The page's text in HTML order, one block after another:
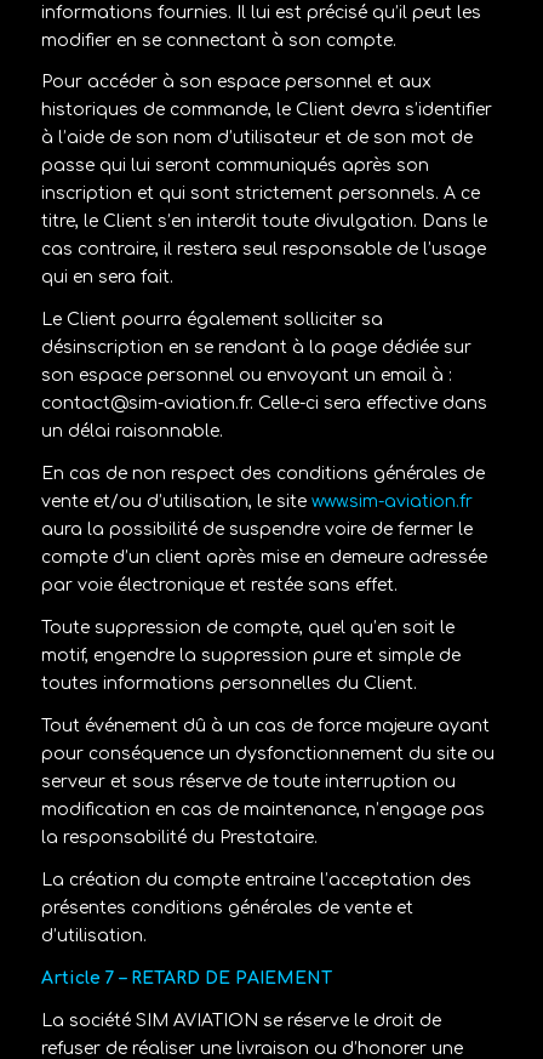
informations fournies. Il lui est précisé qu’il peut les
modifier en se connectant à son compte.
Pour accéder à son espace personnel et aux
historiques de commande, le Client devra s’identifier
à l’aide de son nom d’utilisateur et de son mot de
passe qui lui seront communiqués après son
inscription et qui sont strictement personnels. A ce
titre, le Client s’en interdit toute divulgation. Dans le
cas contraire, il restera seul responsable de l’usage
qui en sera fait.
Le Client pourra également solliciter sa
désinscription en se rendant à la page dédiée sur
son espace personnel ou envoyant un email à :
contact@sim-aviation.fr. Celle-ci sera effective dans
un délai raisonnable.
En cas de non respect des conditions générales de
vente et/ou d’utilisation, le site www.sim-aviation.fr
aura la possibilité de suspendre voire de fermer le
compte d’un client après mise en demeure adressée
par voie électronique et restée sans effet.
Toute suppression de compte, quel qu’en soit le
motif, engendre la suppression pure et simple de
toutes informations personnelles du Client.
Tout événement dû à un cas de force majeure ayant
pour conséquence un dysfonctionnement du site ou
serveur et sous réserve de toute interruption ou
modification en cas de maintenance, n’engage pas
la responsabilité du Prestataire.
La création du compte entraine l’acceptation des
présentes conditions générales de vente et
d’utilisation.
Article 7 – RETARD DE PAIEMENT
La société SIM AVIATION se réserve le droit de
refuser de réaliser une livraison ou d’honorer une